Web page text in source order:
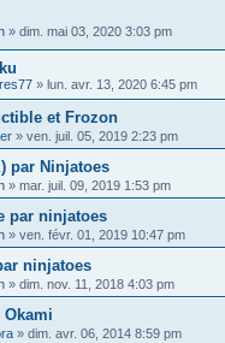
» dim. mai 03, 2020 3:03 pm
» lun. avr. 13, 2020 6:45 pm
et Frozon
» ven. juil. 05, 2019 2:23 pm
par Ninjatoes
» mar. juil. 09, 2019 1:53 pm
par ninjatoes
» ven. févr. 01, 2019 10:47 pm
ninjatoes
» dim. nov. 11, 2018 4:03 pm
Okami
» dim. avr. 06, 2014 8:59 pm